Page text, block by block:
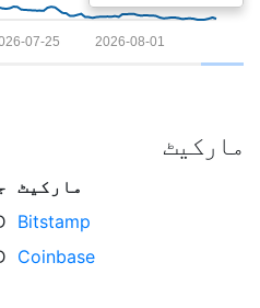
2026-08-01
07-25
مارکیٹ
مارکیٹ
Bitstamp
Coinbase